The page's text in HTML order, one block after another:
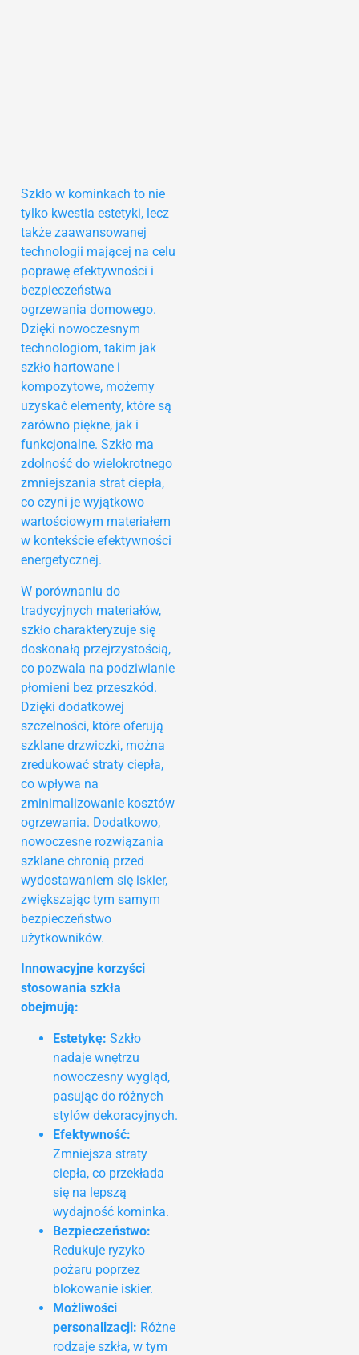
Szkło w kominkach to nie
tylko kwestia estetyki, lecz
także zaawansowanej
technologii mającej na celu
poprawę efektywności i
bezpieczeństwa
ogrzewania domowego.
Dzięki nowoczesnym
technologiom, takim jak
szkło hartowane i
kompozytowe, możemy
uzyskać elementy, które są
zarówno piękne, jak i
funkcjonalne. Szkło ma
zdolność do wielokrotnego
zmniejszania strat ciepła,
co czyni je wyjątkowo
wartościowym materiałem
w kontekście efektywności
energetycznej.
W porównaniu do
tradycyjnych materiałów,
szkło charakteryzuje się
doskonałą przejrzystością,
co pozwala na podziwianie
płomieni bez przeszkód.
Dzięki dodatkowej
szczelności, które oferują
szklane drzwiczki, można
zredukować straty ciepła,
co wpływa na
zminimalizowanie kosztów
ogrzewania. Dodatkowo,
nowoczesne rozwiązania
szklane chronią przed
wydostawaniem się iskier,
zwiększając tym samym
bezpieczeństwo
użytkowników.
Innowacyjne korzyści
stosowania szkła
obejmują:
Estetykę: Szkło
nadaje wnętrzu
nowoczesny wygląd,
pasując do różnych
stylów dekoracyjnych.
Efektywność:
Zmniejsza straty
ciepła, co przekłada
się na lepszą
wydajność kominka.
Bezpieczeństwo:
Redukuje ryzyko
pożaru poprzez
blokowanie iskier.
Możliwości
personalizacji: Różne
rodzaje szkła, w tym